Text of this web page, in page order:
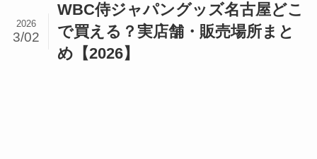
WBC侍ジャパングッズ名古屋どこ
で買える？実店舗・販売場所まと
め【2026】
2026
3/02